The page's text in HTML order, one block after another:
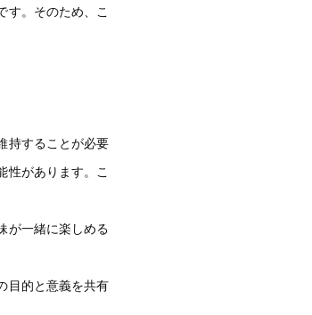
す。そのため、こ
持することが必要
性があります。こ
が一緒に楽しめる
目的と意義を共有